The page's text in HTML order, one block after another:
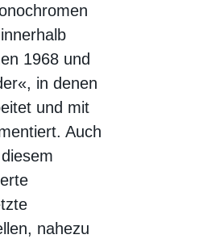
1968 und
in denen
und mit
Auch
nahezu